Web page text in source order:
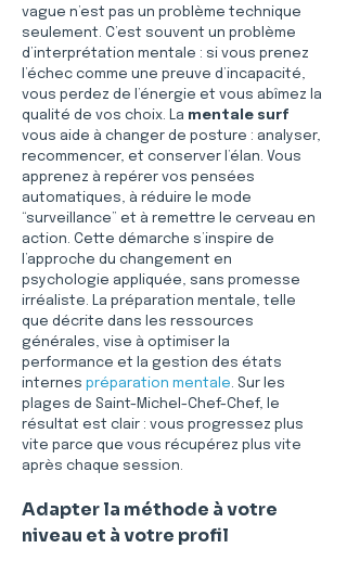
vague n’est pas un problème technique
seulement. C’est souvent un problème
d’interprétation mentale : si vous prenez
l’échec comme une preuve d’incapacité,
vous perdez de l’énergie et vous abîmez la
qualité de vos choix. La mentale surf
vous aide à changer de posture : analyser,
recommencer, et conserver l’élan. Vous
apprenez à repérer vos pensées
automatiques, à réduire le mode
“surveillance” et à remettre le cerveau en
action. Cette démarche s’inspire de
l’approche du changement en
psychologie appliquée, sans promesse
irréaliste. La préparation mentale, telle
que décrite dans les ressources
générales, vise à optimiser la
performance et la gestion des états
internes préparation mentale. Sur les
plages de Saint-Michel-Chef-Chef, le
résultat est clair : vous progressez plus
vite parce que vous récupérez plus vite
après chaque session.
Adapter la méthode à votre
niveau et à votre profil